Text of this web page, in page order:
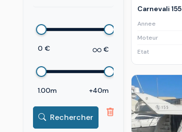
0 € €
1.00m +40m
Rechercher
Carnevali 155
Annee
Moteur
Etat